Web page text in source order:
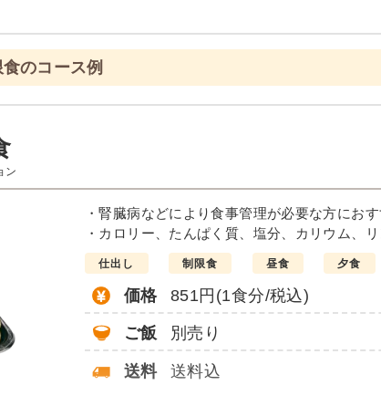
のコース例
ン
・腎臓病などにより食事管理が必要な方におす
・カロリー、たんぱく質、塩分、カリウム、
仕出し 制限食 昼食 夕食
価格 851円(1食分/税込)
ご飯 別売り
送料 送料込